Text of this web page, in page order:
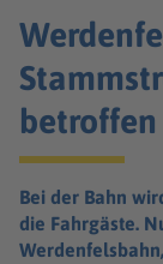
betroffen
Bei der Bahn
die Fahrgäste.